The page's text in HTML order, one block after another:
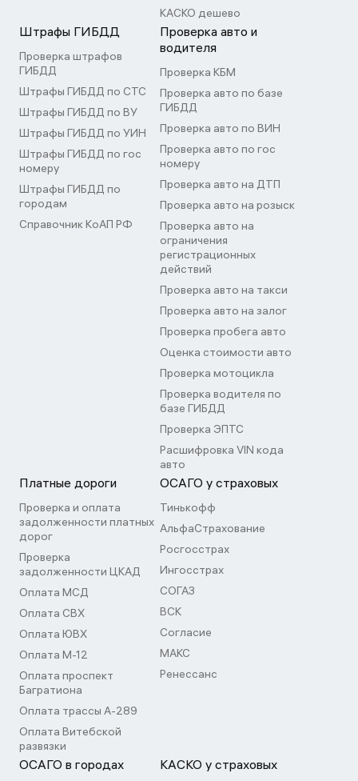
КАСКО дешево
Штрафы ГИБДД
Проверка штрафов
ГИБДД
Штрафы ГИБДД по СТС
Штрафы ГИБДД по ВУ
Штрафы ГИБДД по УИН
Штрафы ГИБДД по гос
номеру
Штрафы ГИБДД по
городам
Справочник КоАП РФ
Проверка авто и
водителя
Проверка КБМ
Проверка авто по базе
ГИБДД
Проверка авто по ВИН
Проверка авто по гос
номеру
Проверка авто на ДТП
Проверка авто на розыск
Проверка авто на
ограничения
регистрационных
действий
Проверка авто на такси
Проверка авто на залог
Проверка пробега авто
Оценка стоимости авто
Проверка мотоцикла
Проверка водителя по
базе ГИБДД
Проверка ЭПТС
Расшифровка VIN кода
авто
Платные дороги
Проверка и оплата
задолженности платных
дорог
Проверка
задолженности ЦКАД
Оплата МСД
Оплата СВХ
Оплата ЮВХ
Оплата М-12
Оплата проспект
Багратиона
Оплата трассы А-289
Оплата Витебской
развязки
ОСАГО у страховых
Тинькофф
АльфаСтрахование
Росгосстрах
Ингосстрах
СОГАЗ
ВСК
Согласие
МАКС
Ренессанс
ОСАГО в городах КАСКО у страховых